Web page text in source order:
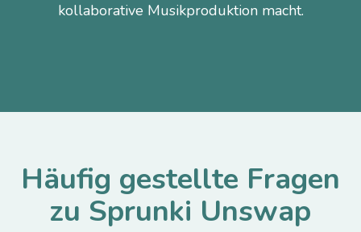
kollaborative Musikproduktion macht.
Häufig gestellte Fragen
zu Sprunki Unswap